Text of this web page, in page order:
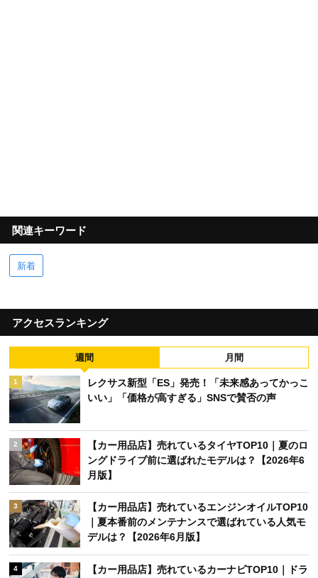
関連キーワード
新着
アクセスランキング
週間 月間
1
レクサス新型「ES」発売！「未来感あってかっこ
いい」「価格が高すぎる」SNSで賛否の声
2
【カー用品店】売れているタイヤTOP10｜夏のロ
ングドライブ前に選ばれたモデルは？【2026年6
月版】
3
【カー用品店】売れているエンジンオイルTOP10
｜夏本番前のメンテナンスで選ばれている人気モ
デルは？【2026年6月版】
4
【カー用品店】売れているカーナビTOP10｜ドラ